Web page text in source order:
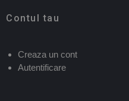
Contul tau
Creaza un cont
Autentificare